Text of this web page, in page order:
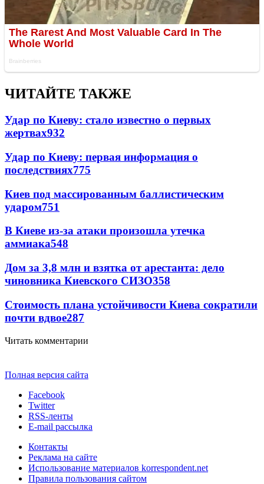
ЧИТАЙТЕ ТАКЖЕ
Удар по Киеву: стало известно о первых
жертвах932
Удар по Киеву: первая информация о
последствиях775
Киев под массированным баллистическим
ударом751
В Киеве из-за атаки произошла утечка
аммиака548
Дом за 3,8 млн и взятка от арестанта: дело
чиновника Киевского СИЗО358
Стоимость плана устойчивости Киева сократили
почти вдвое287
Читать комментарии
Полная версия сайта
Facebook
Twitter
RSS-ленты
E-mail рассылка
Контакты
Реклама на сайте
Использование материалов korrespondent.net
Правила пользования сайтом